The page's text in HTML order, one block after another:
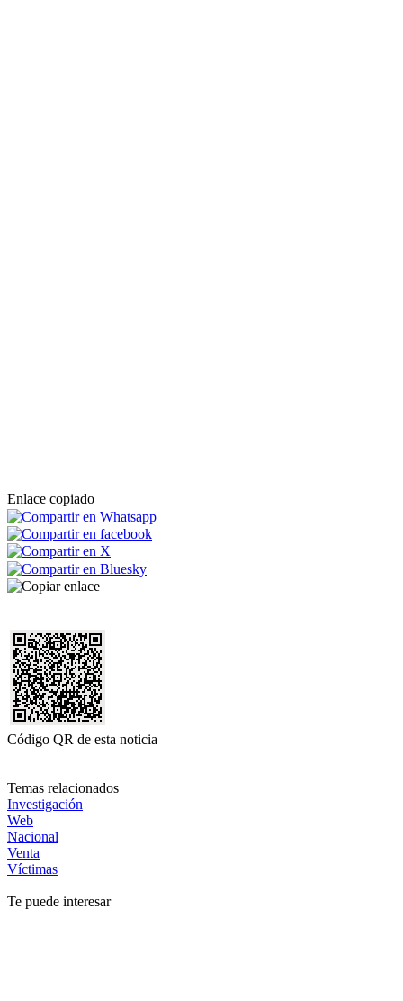
Enlace copiado
Código QR de esta noticia
Temas relacionados
Investigación
Web
Nacional
Venta
Víctimas
Te puede interesar